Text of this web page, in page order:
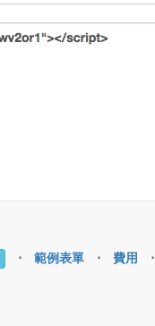
⋅ 範例表單 ⋅ 費用 ⋅